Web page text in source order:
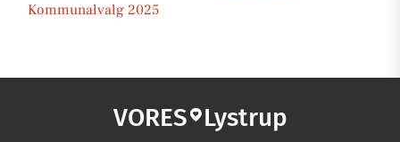
Kommunalvalg 2025
VORES Lystrup